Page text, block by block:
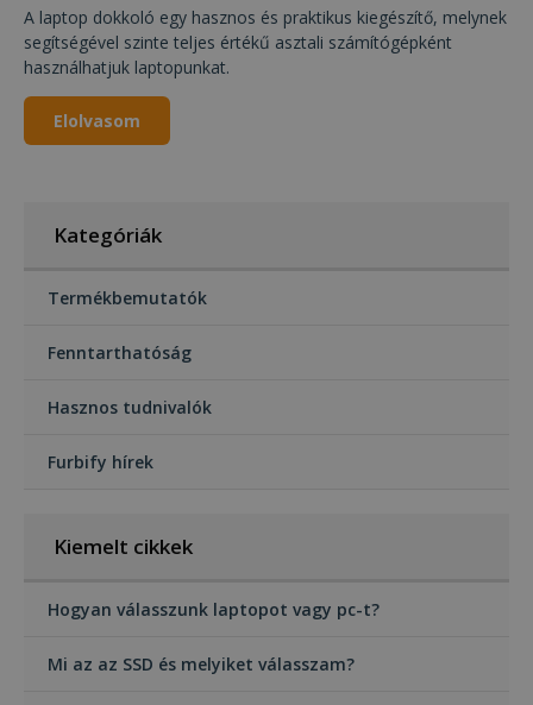
A laptop dokkoló egy hasznos és praktikus kiegészítő, melynek
segítségével szinte teljes értékű asztali számítógépként
használhatjuk laptopunkat.
Elolvasom
Kategóriák
Termékbemutatók
Fenntarthatóság
Hasznos tudnivalók
Furbify hírek
Kiemelt cikkek
Hogyan válasszunk laptopot vagy pc-t?
Mi az az SSD és melyiket válasszam?